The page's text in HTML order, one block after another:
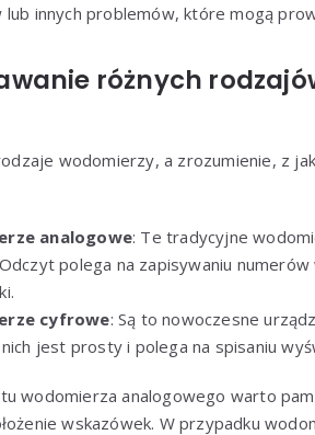
lub innych problemów, które mogą
różnych
wodomierzy, a zrozumienie, z
analogowe: Te tradycyjne
polega na zapisywaniu
cyfrowe: Są to nowoczesne
jest prosty i polega na spisaniu
wodomierza analogowego warto
wskazówek. W przypadku